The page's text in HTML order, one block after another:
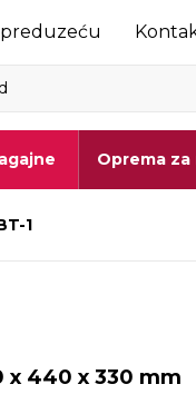
Oprema za
1
x 440 x 330 mm